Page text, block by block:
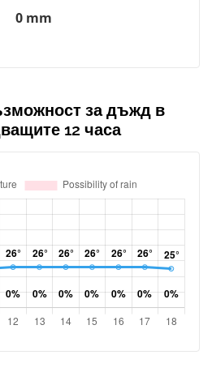
0 mm
за дъжд в
12 часа